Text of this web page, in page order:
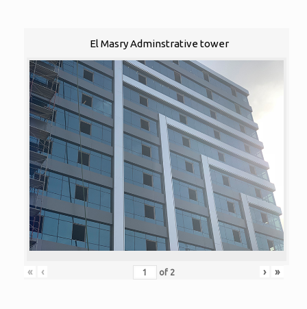
El Masry Adminstrative tower
« ‹ of 2 › »